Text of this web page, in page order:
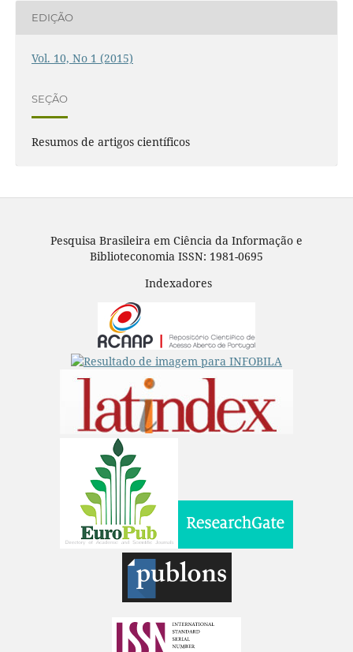
EDIÇÃO
Vol. 10, No 1 (2015)
SEÇÃO
Resumos de artigos científicos
Pesquisa Brasileira em Ciência da Informação e
Biblioteconomia ISSN: 1981-0695
Indexadores